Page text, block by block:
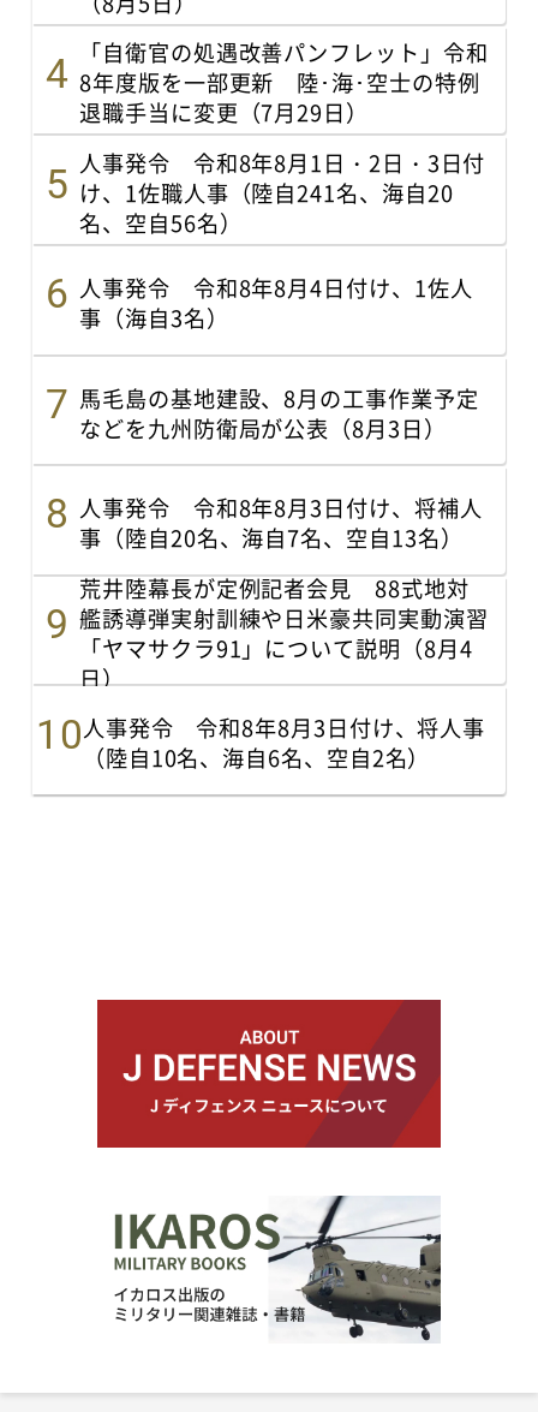
「自衛官の処遇改善パンフレット」令和
8年度版を一部更新 陸･海･空士の特例
退職手当に変更（7月29日）
人事発令 令和8年8月1日・2日・3日付
け、1佐職人事（陸自241名、海自20
名、空自56名）
人事発令 令和8年8月4日付け、1佐人
事（海自3名）
馬毛島の基地建設、8月の工事作業予定
などを九州防衛局が公表（8月3日）
人事発令 令和8年8月3日付け、将補人
事（陸自20名、海自7名、空自13名）
荒井陸幕長が定例記者会見 88式地対
艦誘導弾実射訓練や日米豪共同実動演習
「ヤマサクラ91」について説明（8月4
日）
人事発令 令和8年8月3日付け、将人事
（陸自10名、海自6名、空自2名）